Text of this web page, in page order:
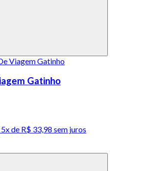
Gatinho
5x de R$ 33,98 sem juros